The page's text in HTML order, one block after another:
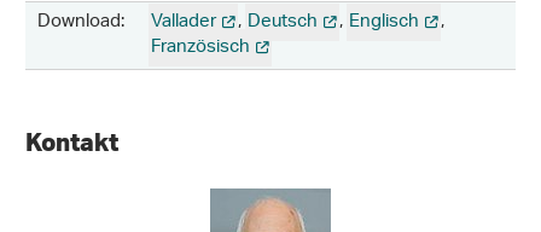
Download:
Vallader ,Deutsch ,Englisch ,
Französisch
Kontakt